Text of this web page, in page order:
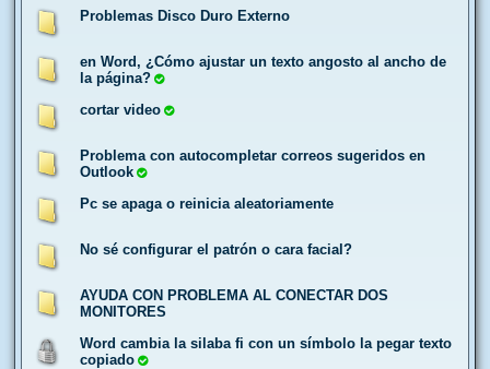
Problemas Disco Duro Externo
en Word, ¿Cómo ajustar un texto angosto al ancho de
la página?
cortar video
Problema con autocompletar correos sugeridos en
Outlook
Pc se apaga o reinicia aleatoriamente
No sé configurar el patrón o cara facial?
AYUDA CON PROBLEMA AL CONECTAR DOS
MONITORES
Word cambia la silaba fi con un símbolo la pegar texto
copiado